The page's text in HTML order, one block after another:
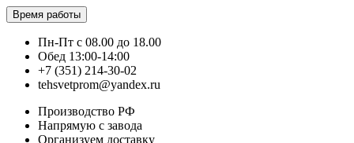
Время работы
Пн-Пт с 08.00 до 18.00
Обед 13:00-14:00
+7 (351) 214-30-02
tehsvetprom@yandex.ru
Производство РФ
Напрямую с завода
Организуем доставку